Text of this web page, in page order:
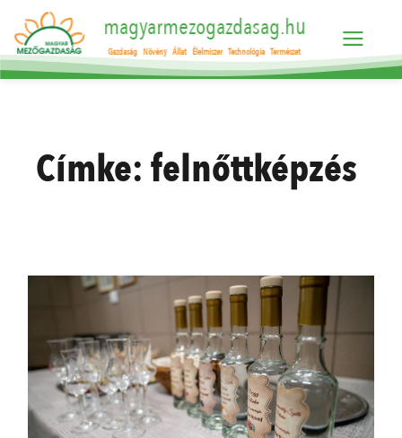
magyarmezogazdasag.hu
Gazdaság Növény Állat Élelmiszer Technológia Természet
Címke:felnőttképzés